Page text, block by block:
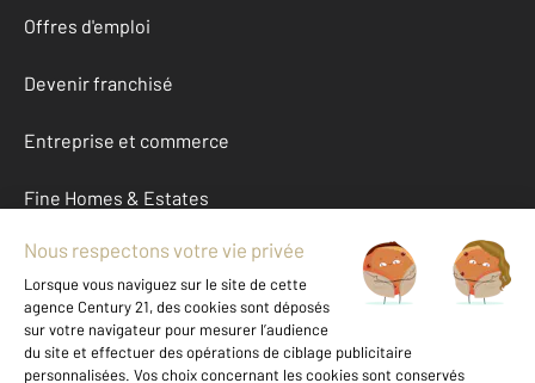
Offres d'emploi
Devenir franchisé
Entreprise et commerce
Fine Homes & Estates
À propos
International
Nous contacter